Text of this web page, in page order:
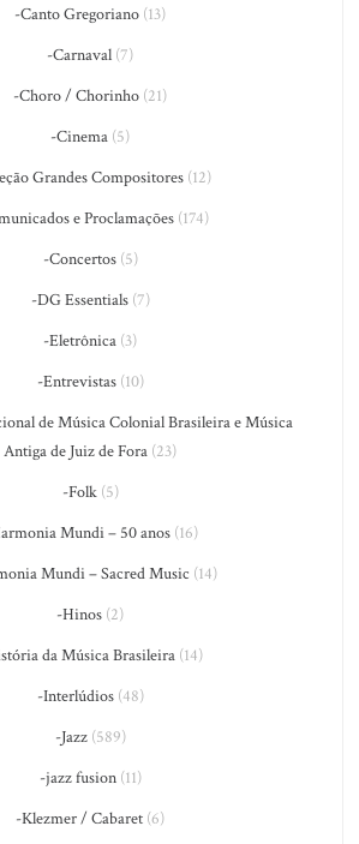
-Canto Gregoriano (13)
-Carnaval (7)
-Choro / Chorinho (21)
-Cinema (5)
Grandes Compositores(12)
e Proclamações(174)
-Concertos(5)
-DG Essentials(7)
-Eletrônica (3)
-Entrevistas(10)
de Música Colonial Brasileira e Música
Antiga de Juiz de Fora (23)
-Folk(5)
Mundi – 50 anos(16)
Mundi – Sacred Music (14)
-Hinos (2)
da Música Brasileira(14)
-Interlúdios(48)
-Jazz(589)
-jazz fusion(11)
-Klezmer / Cabaret (6)